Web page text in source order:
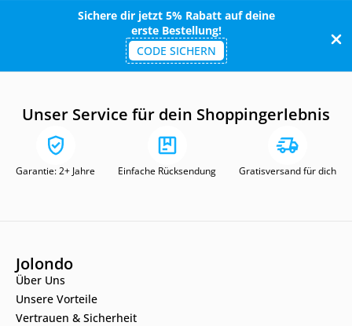
Sichere dir jetzt 5% Rabatt auf deine
erste Bestellung!
CODE SICHERN
Unser Service für dein Shoppingerlebnis
Garantie: 2+ Jahre Einfache Rücksendung Gratisversand für dich
Jolondo
Über Uns
Unsere Vorteile
Vertrauen & Sicherheit